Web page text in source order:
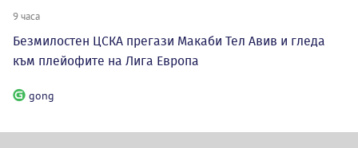
9 часа
Безмилостен ЦСКА прегази Макаби Тел Авив и гледа
към плейофите на Лига Европа
gong